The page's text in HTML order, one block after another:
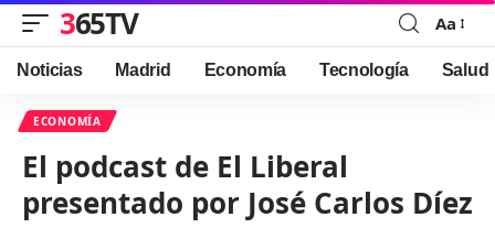
365TV
Font
Resizer
Aa
Noticias Madrid Economía Tecnología Salud
ECONOMÍA
El podcast de El Liberal
presentado por José Carlos Díez